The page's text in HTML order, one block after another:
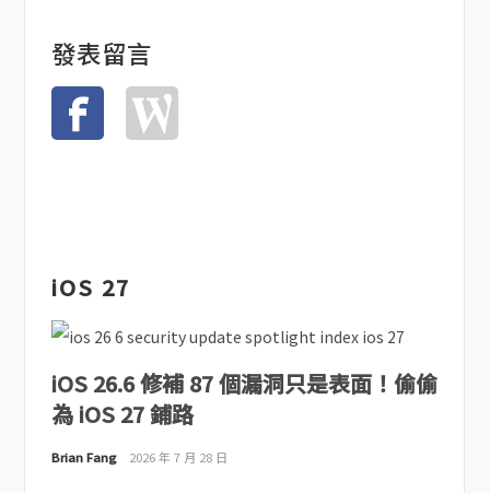
發表留言
iOS 27
iOS 26.6 修補 87 個漏洞只是表面！偷偷
為 iOS 27 鋪路
Brian Fang 2026 年 7 月 28 日